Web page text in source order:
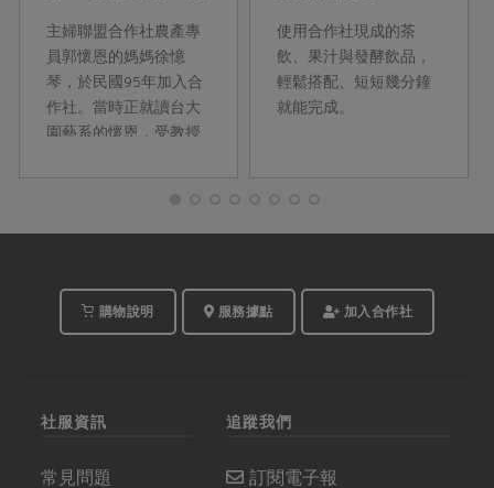
意 都擺在餐桌上
主婦聯盟合作社農產專
員郭懷恩的媽媽徐憶
琴，於民國95年加入合
作社。當時正就讀台大
園藝系的懷恩，受教授
到低硝酸鹽蔬菜的概
念；加上父親是醫生，
對健康格外重視，在都
的重要管道，讓一家人
開始重視飲食與農業之
使用合作社現成的茶
飲、果汁與發酵飲品，
輕鬆搭配、短短幾分鐘
就能完成。
購物說明 服務據點 加入合作社
社服資訊
常見問題
追蹤我們
訂閱電子報